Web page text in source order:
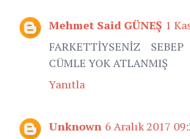
Mehmet Said GÜNEŞ 1
FARKETTİYSENİZ
CÜMLE YOK ATLANMIŞ
Yanıtla
Unknown 6 Aralık 2017